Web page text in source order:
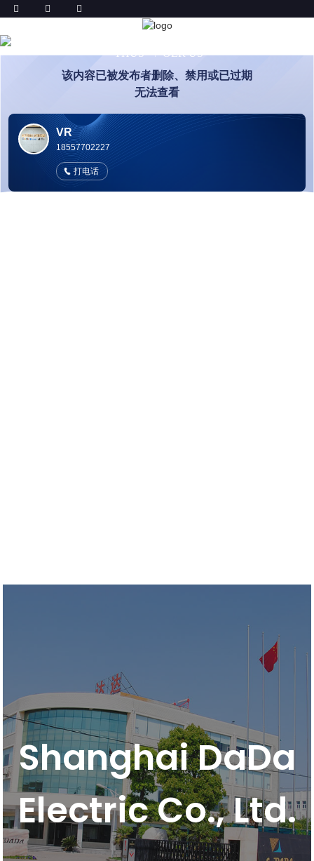
OER ÚS
THÚS OER ÚS
Shanghai DaDa
Electric Co., Ltd.